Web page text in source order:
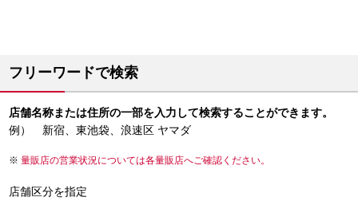
フリーワードで検索
店舗名称または住所の一部を入力して検索することができます。
例） 新宿、東池袋、浪速区 ヤマダ
量販店の営業状況については各量販店へご確認ください。
店舗区分を指定